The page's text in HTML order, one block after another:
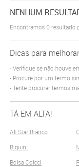
NENHUM
Encontramos0 resultado
Dicas para
Verifique se não houve
Procure por um termo
Tente procurar termos
TÁ EM ALTA!
All Star Branco
Biquini
Bolsa Colcci